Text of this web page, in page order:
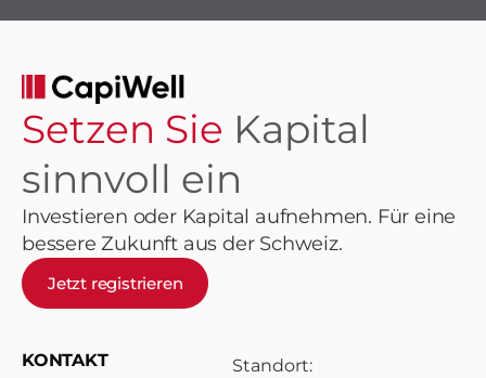
Setzen Sie Kapital
sinnvoll ein
Investieren oder Kapital aufnehmen. Für eine
bessere Zukunft aus der Schweiz.
Jetzt registrieren
KONTAKT
Standort: